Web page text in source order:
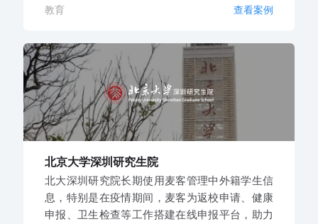
教育 查看案例
北京大学深圳研究生院
北大深圳研究院长期使用麦客管理中外籍学生信
息，特别是在疫情期间，麦客为返校申请、健康
申报、卫生检查等工作搭建在线申报平台，助力